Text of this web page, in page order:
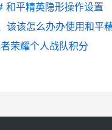
和平精英隐形操作设置
该该怎么办办使用和平
荣耀个人战队积分